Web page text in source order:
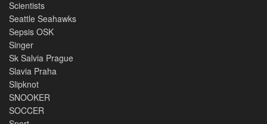
Scientists
Seattle Seahawks
Sepsis OSK
Singer
Sk Salvia Prague
Slavia Praha
Slipknot
SNOOKER
SOCCER